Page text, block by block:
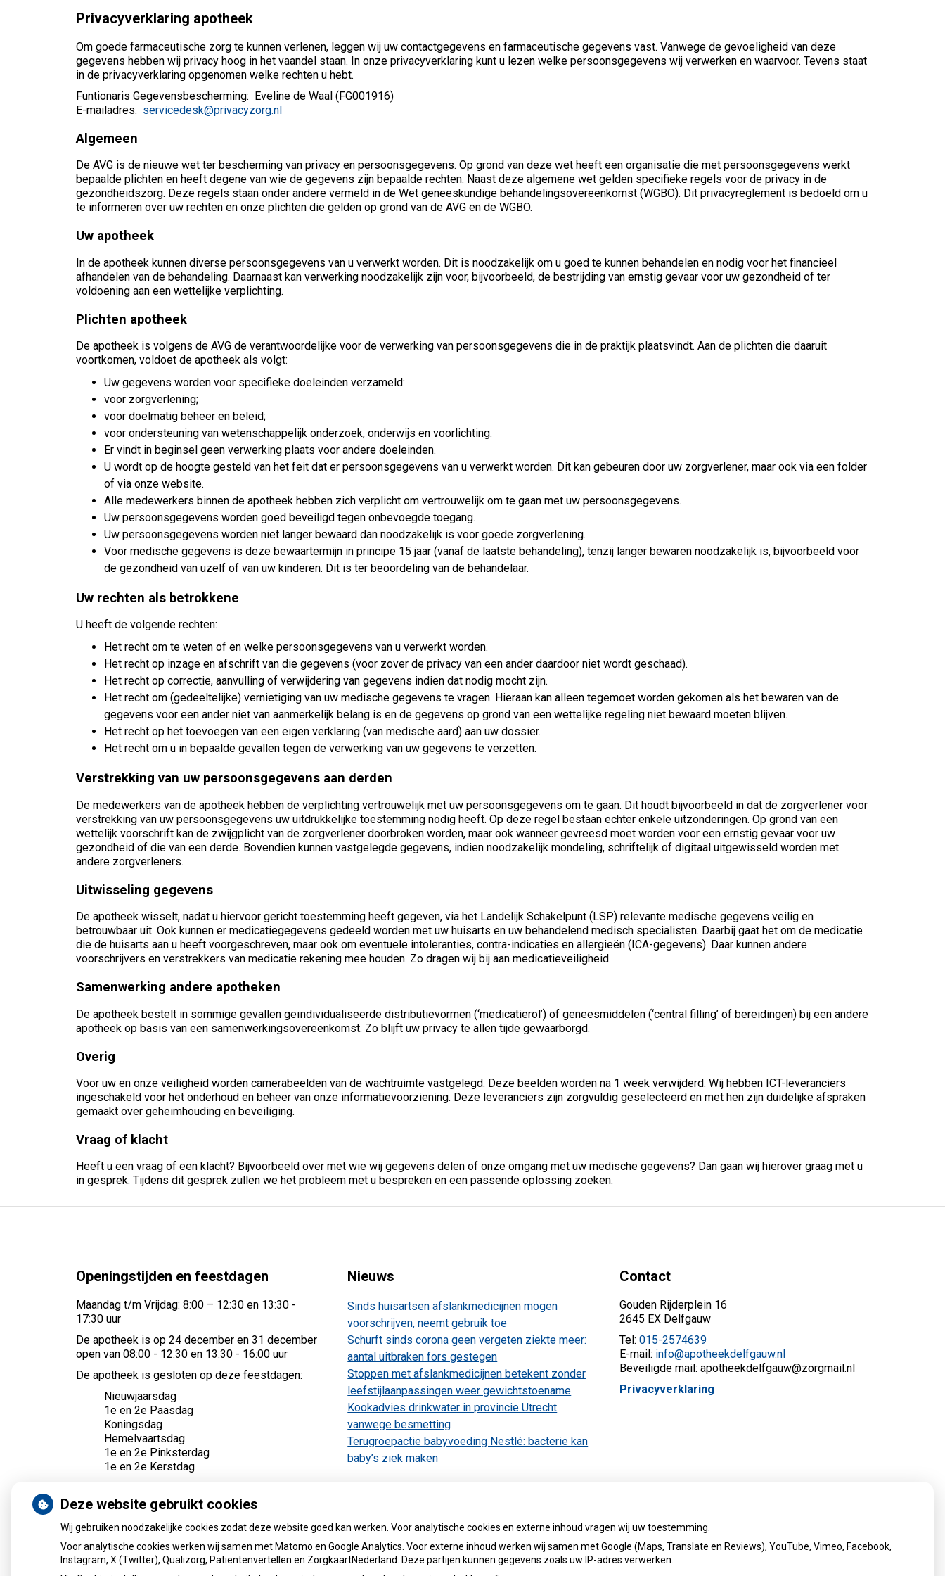
Privacyverklaring apotheek
Om goede farmaceutische zorg te kunnen verlenen, leggen wij uw contactgegevens en farmaceutische gegevens vast. Vanwege de gevoeligheid van deze
gegevens hebben wij privacy hoog in het vaandel staan. In onze privacyverklaring kunt u lezen welke persoonsgegevens wij verwerken en waarvoor. Tevens staat
in de privacyverklaring opgenomen welke rechten u hebt.
Funtionaris Gegevensbescherming: Eveline de Waal (FG001916)
E-mailadres: servicedesk@privacyzorg.nl
Algemeen
De AVG is de nieuwe wet ter bescherming van privacy en persoonsgegevens. Op grond van deze wet heeft een organisatie die met persoonsgegevens werkt
bepaalde plichten en heeft degene van wie de gegevens zijn bepaalde rechten. Naast deze algemene wet gelden specifieke regels voor de privacy in de
gezondheidszorg. Deze regels staan onder andere vermeld in de Wet geneeskundige behandelingsovereenkomst (WGBO). Dit privacyreglement is bedoeld om u
te informeren over uw rechten en onze plichten die gelden op grond van de AVG en de WGBO.
Uw apotheek
In de apotheek kunnen diverse persoonsgegevens van u verwerkt worden. Dit is noodzakelijk om u goed te kunnen behandelen en nodig voor het financieel
afhandelen van de behandeling. Daarnaast kan verwerking noodzakelijk zijn voor, bijvoorbeeld, de bestrijding van ernstig gevaar voor uw gezondheid of ter
voldoening aan een wettelijke verplichting.
Plichten apotheek
De apotheek is volgens de AVG de verantwoordelijke voor de verwerking van persoonsgegevens die in de praktijk plaatsvindt. Aan de plichten die daaruit
voortkomen, voldoet de apotheek als volgt:
Uw gegevens worden voor specifieke doeleinden verzameld:
voor zorgverlening;
voor doelmatig beheer en beleid;
voor ondersteuning van wetenschappelijk onderzoek, onderwijs en voorlichting.
Er vindt in beginsel geen verwerking plaats voor andere doeleinden.
U wordt op de hoogte gesteld van het feit dat er persoonsgegevens van u verwerkt worden. Dit kan gebeuren door uw zorgverlener, maar ook via een folder
of via onze website.
Alle medewerkers binnen de apotheek hebben zich verplicht om vertrouwelijk om te gaan met uw persoonsgegevens.
Uw persoonsgegevens worden goed beveiligd tegen onbevoegde toegang.
Uw persoonsgegevens worden niet langer bewaard dan noodzakelijk is voor goede zorgverlening.
Voor medische gegevens is deze bewaartermijn in principe 15 jaar (vanaf de laatste behandeling), tenzij langer bewaren noodzakelijk is, bijvoorbeeld voor
de gezondheid van uzelf of van uw kinderen. Dit is ter beoordeling van de behandelaar.
Uw rechten als betrokkene
U heeft de volgende rechten:
Het recht om te weten of en welke persoonsgegevens van u verwerkt worden.
Het recht op inzage en afschrift van die gegevens (voor zover de privacy van een ander daardoor niet wordt geschaad).
Het recht op correctie, aanvulling of verwijdering van gegevens indien dat nodig mocht zijn.
Het recht om (gedeeltelijke) vernietiging van uw medische gegevens te vragen. Hieraan kan alleen tegemoet worden gekomen als het bewaren van de
gegevens voor een ander niet van aanmerkelijk belang is en de gegevens op grond van een wettelijke regeling niet bewaard moeten blijven.
Het recht op het toevoegen van een eigen verklaring (van medische aard) aan uw dossier.
Het recht om u in bepaalde gevallen tegen de verwerking van uw gegevens te verzetten.
Verstrekking van uw persoonsgegevens aan derden
De medewerkers van de apotheek hebben de verplichting vertrouwelijk met uw persoonsgegevens om te gaan. Dit houdt bijvoorbeeld in dat de zorgverlener voor
verstrekking van uw persoonsgegevens uw uitdrukkelijke toestemming nodig heeft. Op deze regel bestaan echter enkele uitzonderingen. Op grond van een
wettelijk voorschrift kan de zwijgplicht van de zorgverlener doorbroken worden, maar ook wanneer gevreesd moet worden voor een ernstig gevaar voor uw
gezondheid of die van een derde. Bovendien kunnen vastgelegde gegevens, indien noodzakelijk mondeling, schriftelijk of digitaal uitgewisseld worden met
andere zorgverleners.
Uitwisseling gegevens
De apotheek wisselt, nadat u hiervoor gericht toestemming heeft gegeven, via het Landelijk Schakelpunt (LSP) relevante medische gegevens veilig en
betrouwbaar uit. Ook kunnen er medicatiegegevens gedeeld worden met uw huisarts en uw behandelend medisch specialisten. Daarbij gaat het om de medicatie
die de huisarts aan u heeft voorgeschreven, maar ook om eventuele intoleranties, contra-indicaties en allergieën (ICA-gegevens). Daar kunnen andere
voorschrijvers en verstrekkers van medicatie rekening mee houden. Zo dragen wij bij aan medicatieveiligheid.
Samenwerking andere apotheken
De apotheek bestelt in sommige gevallen geïndividualiseerde distributievormen (‘medicatierol’) of geneesmiddelen (‘central filling’ of bereidingen) bij een andere
apotheek op basis van een samenwerkingsovereenkomst. Zo blijft uw privacy te allen tijde gewaarborgd.
Overig
Voor uw en onze veiligheid worden camerabeelden van de wachtruimte vastgelegd. Deze beelden worden na 1 week verwijderd. Wij hebben ICT-leveranciers
ingeschakeld voor het onderhoud en beheer van onze informatievoorziening. Deze leveranciers zijn zorgvuldig geselecteerd en met hen zijn duidelijke afspraken
gemaakt over geheimhouding en beveiliging.
Vraag of klacht
Heeft u een vraag of een klacht? Bijvoorbeeld over met wie wij gegevens delen of onze omgang met uw medische gegevens? Dan gaan wij hierover graag met u
in gesprek. Tijdens dit gesprek zullen we het probleem met u bespreken en een passende oplossing zoeken.
Openingstijden en feestdagen
Maandag t/m Vrijdag: 8:00 – 12:30 en 13:30 -
17:30 uur
De apotheek is op 24 december en 31 december
open van 08:00 - 12:30 en 13:30 - 16:00 uur
De apotheek is gesloten op deze feestdagen:
Nieuwjaarsdag
1e en 2e Paasdag
Koningsdag
Hemelvaartsdag
1e en 2e Pinksterdag
1e en 2e Kerstdag
terecht bij depoli-apotheek in het Reinier de Graaf
Nieuws
Sinds huisartsen afslankmedicijnen mogen
voorschrijven, neemt gebruik toe
Schurft sinds corona geen vergeten ziekte meer:
aantal uitbraken fors gestegen
Stoppen met afslankmedicijnen betekent zonder
leefstijlaanpassingen weer gewichtstoename
Kookadvies drinkwater in provincie Utrecht
vanwege besmetting
Terugroepactie babyvoeding Nestlé: bacterie kan
baby’s ziek maken
Contact
Gouden Rijderplein 16
2645 EX Delfgauw
Tel: 015-2574639
E-mail: info@apotheekdelfgauw.nl
Beveiligde mail: apotheekdelfgauw@zorgmail.nl
Privacyverklaring
Deze website gebruikt cookies
Wij gebruiken noodzakelijke cookies zodat deze website goed kan werken. Voor analytische cookies en externe inhoud vragen wij uw toestemming.
Voor analytische cookies werken wij samen met Matomo en Google Analytics. Voor externe inhoud werken wij samen met Google (Maps, Translate en Reviews), YouTube, Vimeo, Facebook,
Instagram, X (Twitter), Qualizorg, Patiëntenvertellen en ZorgkaartNederland. Deze partijen kunnen gegevens zoals uw IP-adres verwerken.